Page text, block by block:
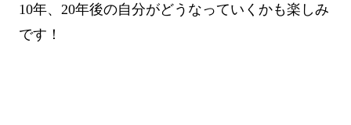
10年、20年後の自分がどうなっていくかも楽しみ
です！